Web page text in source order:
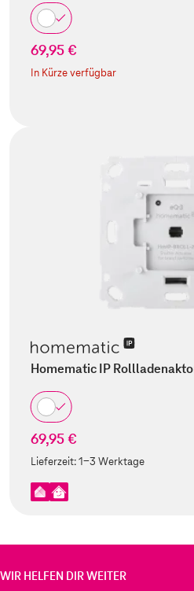
69,95 €
In Kürze verfügbar
Homematic IP
69,95 €
Lieferzeit:1-3 Werktage
WIR HELFEN DIR WEITER